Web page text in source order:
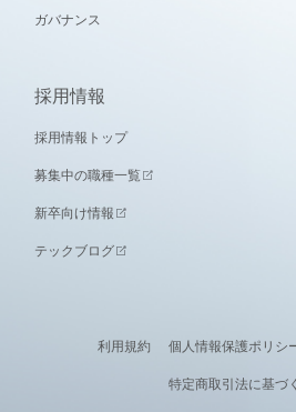
ガバナンス
採用情報
採用情報トップ
募集中の職種一覧
新卒向け情報
テックブログ
利用規約 個人情報保護ポリシ
特定商取引法に基づ